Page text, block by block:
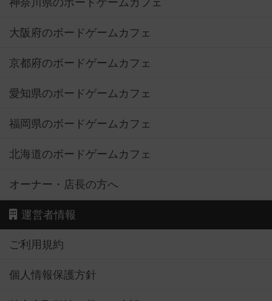
神奈川県のボードゲームカフェ
大阪府のボードゲームカフェ
京都府のボードゲームカフェ
愛知県のボードゲームカフェ
福岡県のボードゲームカフェ
北海道のボードゲームカフェ
オーナー・店長の方へ
運営者情報
ご利用規約
個人情報保護方針